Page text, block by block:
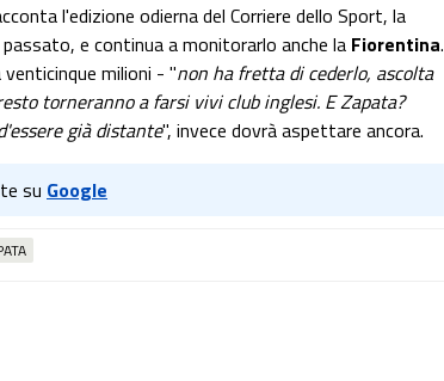
l'edizione odierna del Corriere dello Sport, la
e continua a monitorarlo anche la Fiorentina.
milioni - "non ha fretta di cederlo, ascolta
torneranno a farsi vivi club inglesi. E Zapata?
già distante", invece dovrà aspettare ancora.
su Google